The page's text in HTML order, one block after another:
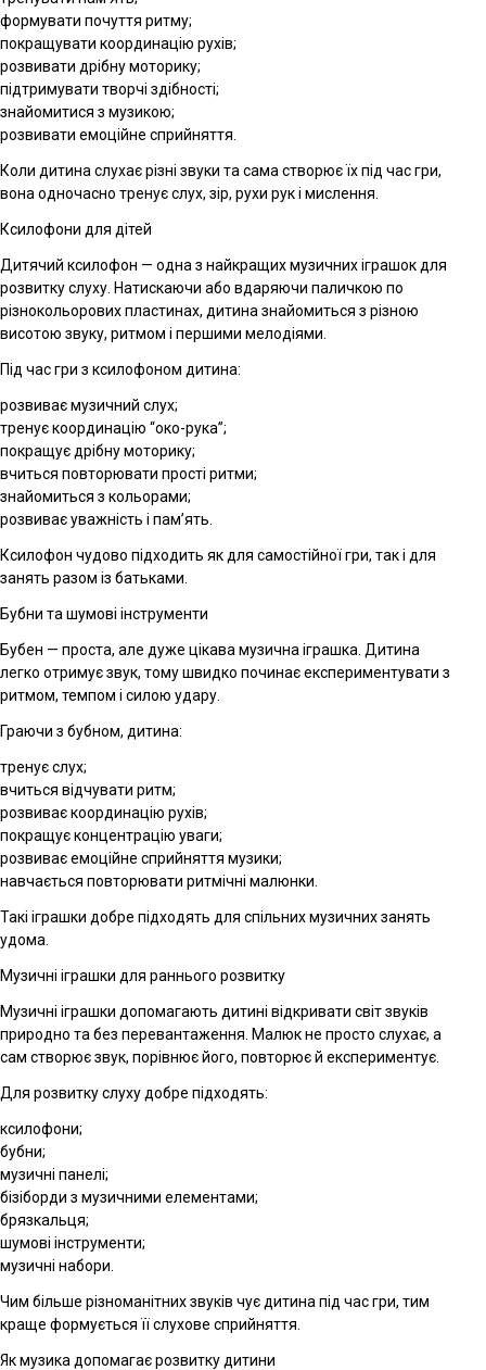
формувати почуття ритму;
покращувати координацію рухів;
розвивати дрібну моторику;
підтримувати творчі здібності;
знайомитися з музикою;
розвивати емоційне сприйняття.
Коли дитина слухає різні звуки та сама створює їх під час гри,
вона одночасно тренує слух, зір, рухи рук і мислення.
Ксилофони для дітей
Дитячий ксилофон — одна з найкращих музичних іграшок для
розвитку слуху. Натискаючи або вдаряючи паличкою по
різнокольорових пластинах, дитина знайомиться з різною
висотою звуку, ритмом і першими мелодіями.
Під час гри з ксилофоном дитина:
розвиває музичний слух;
тренує координацію “око-рука”;
покращує дрібну моторику;
вчиться повторювати прості ритми;
знайомиться з кольорами;
розвиває уважність і пам’ять.
Ксилофон чудово підходить як для самостійної гри, так і для
занять разом із батьками.
Бубни та шумові інструменти
Бубен — проста, але дуже цікава музична іграшка. Дитина
легко отримує звук, тому швидко починає експериментувати з
ритмом, темпом і силою удару.
Граючи з бубном, дитина:
тренує слух;
вчиться відчувати ритм;
розвиває координацію рухів;
покращує концентрацію уваги;
розвиває емоційне сприйняття музики;
навчається повторювати ритмічні малюнки.
Такі іграшки добре підходять для спільних музичних занять
удома.
Музичні іграшки для раннього розвитку
Музичні іграшки допомагають дитині відкривати світ звуків
природно та без перевантаження. Малюк не просто слухає, а
сам створює звук, порівнює його, повторює й експериментує.
Для розвитку слуху добре підходять:
ксилофони;
бубни;
музичні панелі;
бізіборди з музичними елементами;
брязкальця;
шумові інструменти;
музичні набори.
Чим більше різноманітних звуків чує дитина під час гри, тим
краще формується її слухове сприйняття.
Як музика допомагає розвитку дитини